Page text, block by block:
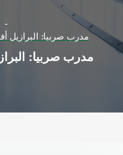
مدرب صربيا: البرازيل
مدرب صربيا: